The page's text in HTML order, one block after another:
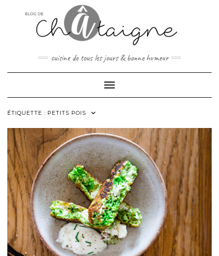
cuisine de tous les jours & bonne humeur
Toggle Navigation
ÉTIQUETTE : PETITS POIS